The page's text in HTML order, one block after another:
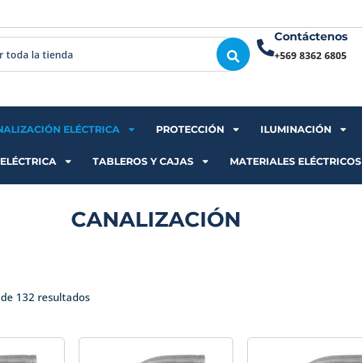
Contáctenos
+569 8362 6805
ELÉCTRICA PROTECCIÓN ILUMINACIÓN
TABLEROS Y CAJAS MATERIALES ELÉCTRICOS
CANALIZACIÓN
132 resultadospor